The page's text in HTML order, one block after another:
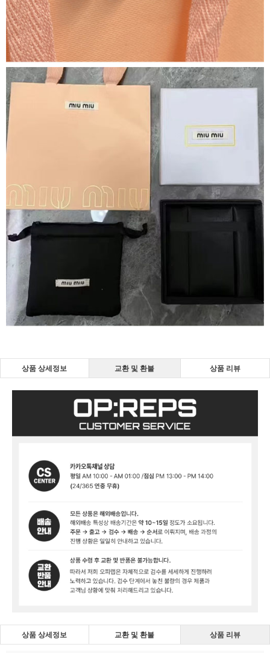
상품 상세정보 교환 및 환불 상품 리뷰
상품 상세정보 교환 및 환불 상품 리뷰